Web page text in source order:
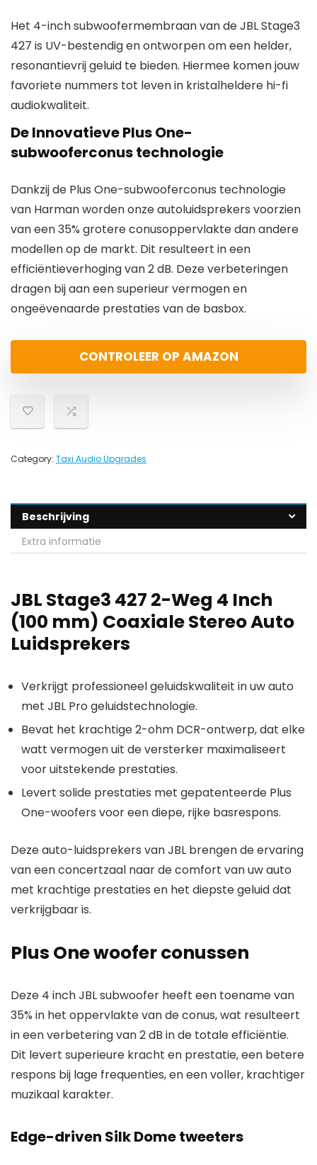
Het 4-inch subwoofermembraan van de JBL Stage3
427 is UV-bestendig en ontworpen om een helder,
resonantievrij geluid te bieden. Hiermee komen jouw
favoriete nummers tot leven in kristalheldere hi-fi
audiokwaliteit.
De Innovatieve Plus One-
subwooferconus technologie
Dankzij de Plus One-subwooferconus technologie
van Harman worden onze autoluidsprekers voorzien
van een 35% grotere conusoppervlakte dan andere
modellen op de markt. Dit resulteert in een
efficiëntieverhoging van 2 dB. Deze verbeteringen
dragen bij aan een superieur vermogen en
ongeëvenaarde prestaties van de basbox.
CONTROLEER OP AMAZON
Category: Taxi Audio Upgrades
Beschrijving
Extra informatie
JBL Stage3 427 2-Weg 4 Inch
(100 mm) Coaxiale Stereo Auto
Luidsprekers
Verkrijgt professioneel geluidskwaliteit in uw auto
met JBL Pro geluidstechnologie.
Bevat het krachtige 2-ohm DCR-ontwerp, dat elke
watt vermogen uit de versterker maximaliseert
voor uitstekende prestaties.
Levert solide prestaties met gepatenteerde Plus
One-woofers voor een diepe, rijke basrespons.
Deze auto-luidsprekers van JBL brengen de ervaring
van een concertzaal naar de comfort van uw auto
met krachtige prestaties en het diepste geluid dat
verkrijgbaar is.
Plus One woofer conussen
Deze 4 inch JBL subwoofer heeft een toename van
35% in het oppervlakte van de conus, wat resulteert
in een verbetering van 2 dB in de totale efficiëntie.
Dit levert superieure kracht en prestatie, een betere
respons bij lage frequenties, en een voller, krachtiger
muzikaal karakter.
Edge-driven Silk Dome tweeters